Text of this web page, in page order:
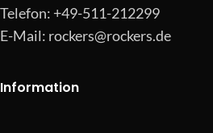
Telefon: +49-511-212299
E-Mail: rockers@rockers.de
Information